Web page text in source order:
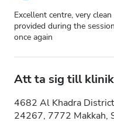
Excellent centre, very
provided during the
once again
Att ta sig till
4682 Al Khadra
24267, 7772 Makkah,